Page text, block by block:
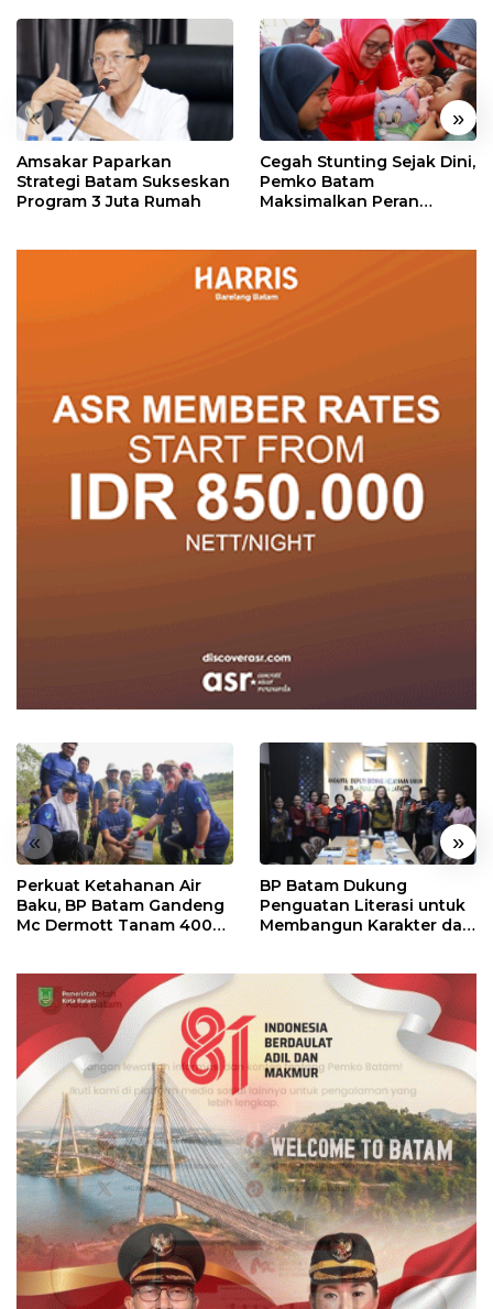
« »
Amsakar Paparkan
Strategi Batam Sukseskan
Program 3 Juta Rumah
Cegah Stunting Sejak Dini,
Pemko Batam
Maksimalkan Peran
« »
Perkuat Ketahanan Air
Baku, BP Batam Gandeng
Mc Dermott Tanam 400
BP Batam Dukung
Penguatan Literasi untuk
Membangun Karakter dan